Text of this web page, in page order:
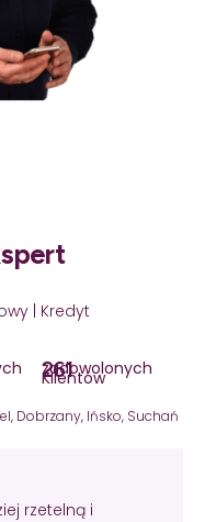
| Kredyt
261
zadowolonych
Klientów
Dobrzany, Ińsko, Suchań
rzetelną i